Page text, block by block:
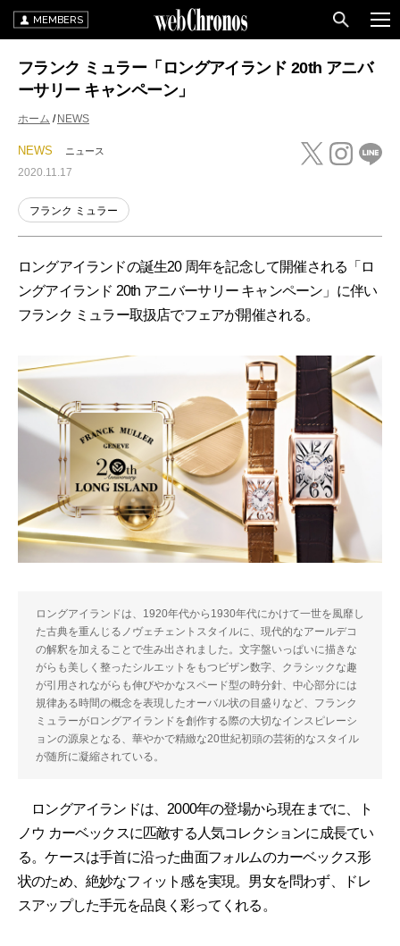
MEMBERS
フランク ミュラー「ロングアイランド 20th アニバ
ーサリー キャンペーン」
ホーム NEWS
NEWS ニュース
2020.11.17
フランク ミュラー
ロングアイランドの誕生20 周年を記念して開催される「ロ
ングアイランド 20th アニバーサリー キャンペーン」に伴い
フランク ミュラー取扱店でフェアが開催される。
ロングアイランドは、1920年代から1930年代にかけて一世を風靡し
た古典を重んじるノヴェチェントスタイルに、現代的なアールデコ
の解釈を加えることで生み出されました。文字盤いっぱいに描きな
がらも美しく整ったシルエットをもつビザン数字、クラシックな趣
が引用されながらも伸びやかなスペード型の時分針、中心部分には
規律ある時間の概念を表現したオーバル状の目盛りなど、フランク
ミュラーがロングアイランドを創作する際の大切なインスピレーシ
ョンの源泉となる、華やかで精緻な20世紀初頭の芸術的なスタイル
が随所に凝縮されている。
ロングアイランドは、2000年の登場から現在までに、ト
ノウ カーベックスに匹敵する人気コレクションに成長てい
る。ケースは手首に沿った曲面フォルムのカーベックス形
状のため、絶妙なフィット感を実現。男女を問わず、ドレ
スアップした手元を品良く彩ってくれる。